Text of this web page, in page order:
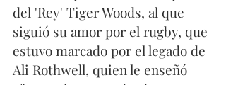
del 'Rey' Tiger Woods, al que
siguió su amor por el rugby, que
estuvo marcado por el legado de
Ali Rothwell, quien le enseñó